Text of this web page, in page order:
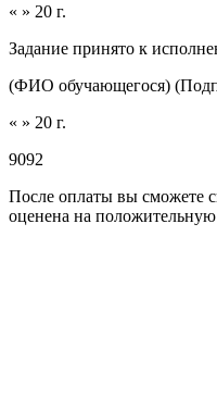
« » 20 г.
Задание принято к
(ФИО обучающегося)
« » 20 г.
9092
После оплаты вы сможете
оценена на